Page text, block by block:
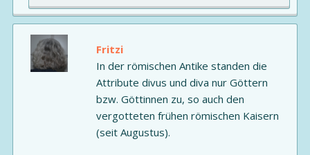
Fritzi
In der römischen Antike standen die
Attribute divus und diva nur Göttern
bzw. Göttinnen zu, so auch den
vergotteten frühen römischen Kaisern
(seit Augustus).